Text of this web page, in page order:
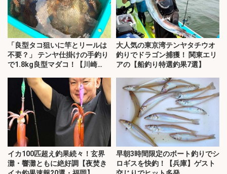
「良型タコ狙いに竿とリールは
不要？」 テンヤ仕掛けの手釣り
で1.8kg良型マダコ！【川崎
大人気の東京湾テンヤタチウオ
釣りでドラゴン捕獲！ 関東エリ
アの【船釣り特選釣果7選】
イカ100匹超え釣果続々！玄界
灘・響灘ともに絶好調【夜焚き
早朝3時間限定のボート釣りでシ
ロギスを快釣！【兵庫】ゲスト